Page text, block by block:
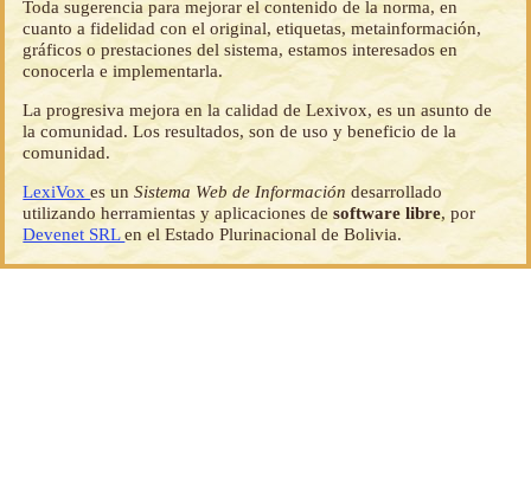
Toda sugerencia para mejorar el contenido de la norma, en
cuanto a fidelidad con el original, etiquetas, metainformación,
gráficos o prestaciones del sistema, estamos interesados en
conocerla e implementarla.
La progresiva mejora en la calidad de Lexivox, es un asunto de
la comunidad. Los resultados, son de uso y beneficio de la
comunidad.
LexiVoxes unSistema Web de Información desarrollado
utilizando herramientas y aplicaciones desoftware libre, por
Devenet SRLen el Estado Plurinacional de Bolivia.